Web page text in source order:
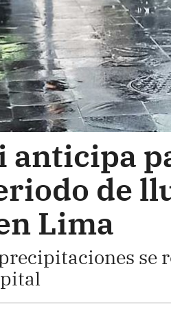
anticipa
de
Lima
se